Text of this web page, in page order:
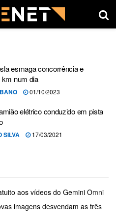
esmaga concorrência e
num dia
01/10/2023
elétrico conduzido em pista
SILVA 17/03/2021
aos vídeos do Gemini Omni
imagens desvendam as três